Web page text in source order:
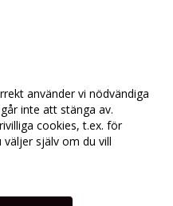
använder vi nödvändiga
inte att stänga av.
cookies, t.ex. för
själv om du vill